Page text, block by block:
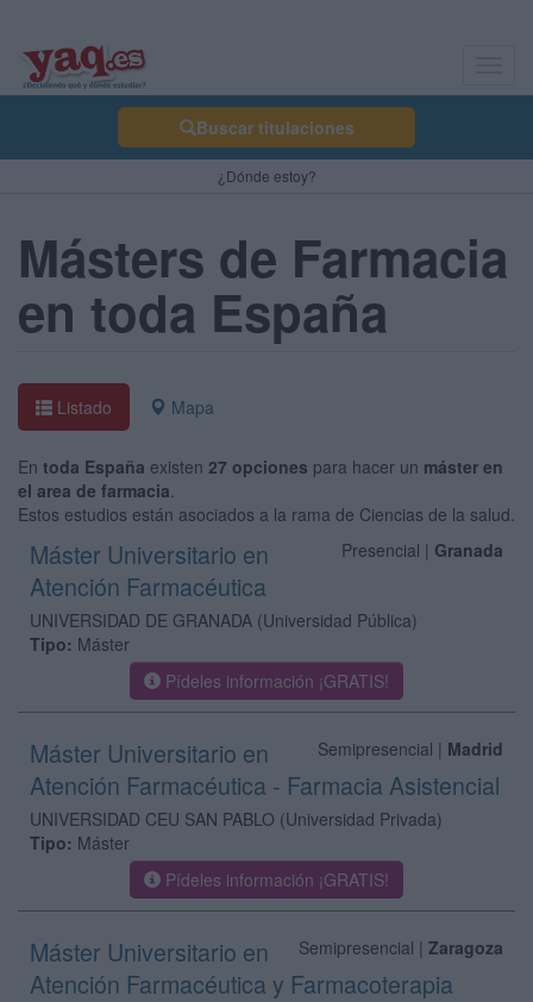
Buscar titulaciones
¿Dónde estoy?
Másters de Farmacia
en toda España
Listado Mapa
En toda España existen 27 opciones para hacer un máster en
el area de farmacia.
Estos estudios están asociados a la rama de Ciencias de la salud.
Presencial | Granada
Máster Universitario en
Atención Farmacéutica
UNIVERSIDAD DE GRANADA (Universidad Pública)
Tipo: Máster
Pídeles información ¡GRATIS!
Semipresencial | Madrid
Máster Universitario en
Atención Farmacéutica - Farmacia Asistencial
UNIVERSIDAD CEU SAN PABLO (Universidad Privada)
Tipo: Máster
Pídeles información ¡GRATIS!
Semipresencial | Zaragoza
Máster Universitario en
Atención Farmacéutica y Farmacoterapia